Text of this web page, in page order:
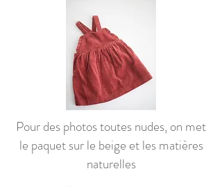
Pour des photos toutes nudes, on met
le paquet sur le beige et les matières
naturelles